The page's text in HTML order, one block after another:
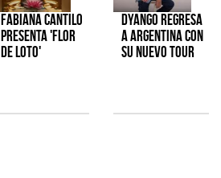
Fabiana Cantilo
presenta 'Flor
de Loto'
Dyango regresa
a Argentina con
su nuevo tour